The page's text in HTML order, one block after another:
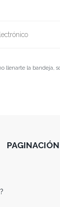
llenarte la bandeja,
PAGINACIÓN